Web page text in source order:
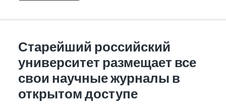
Старейший российский
университет размещает все
свои научные журналы в
открытом доступе